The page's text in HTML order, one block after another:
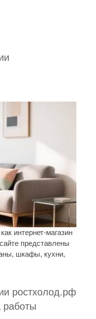
интернет-магазин
представлены
шкафы, кухни,
ростхолод.рф
работы